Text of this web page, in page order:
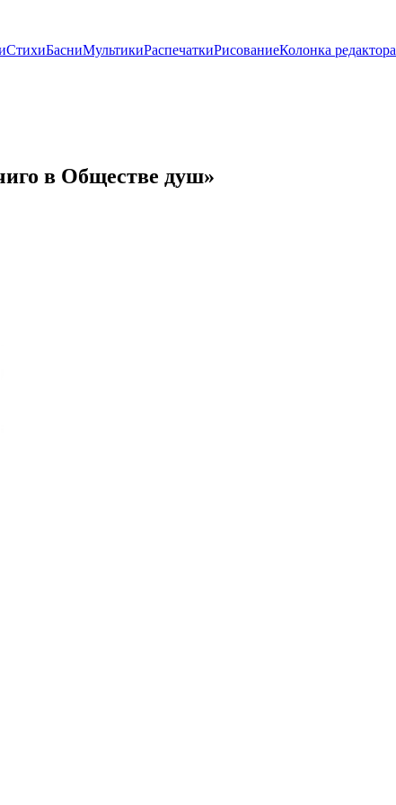
СтихиБасниМультикиРаспечаткиРисованиеКолонка редактора
в Обществе душ»